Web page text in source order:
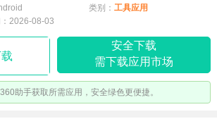
类别： 工具应用
2026-08-03
安全下载
需下载应用市场
助手获取所需应用，安全绿色更便捷。